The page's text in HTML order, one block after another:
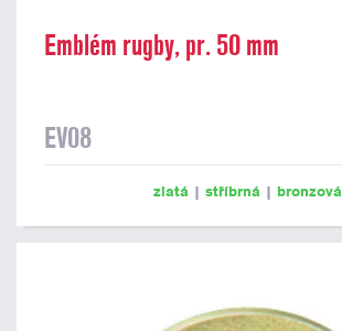
Emblém rugby, pr. 50 mm
EV08
zlatá | stříbrná | bronzová